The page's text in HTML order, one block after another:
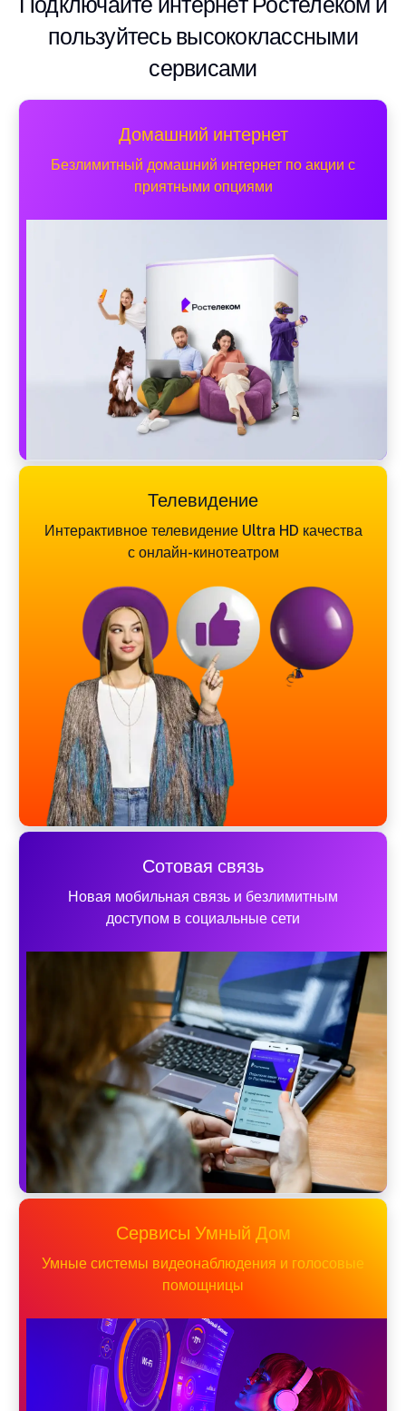
пользуйтесь высококлассными
сервисами
Домашний интернет
Безлимитный домашний интернет по акции с
приятными опциями
Телевидение
Интерактивное телевидение Ultra HD качества
с онлайн-кинотеатром
Сотовая связь
Новая мобильная связь и безлимитным
доступом в социальные сети
Сервисы Умный Дом
Умные системы видеонаблюдения и голосовые
помощницы